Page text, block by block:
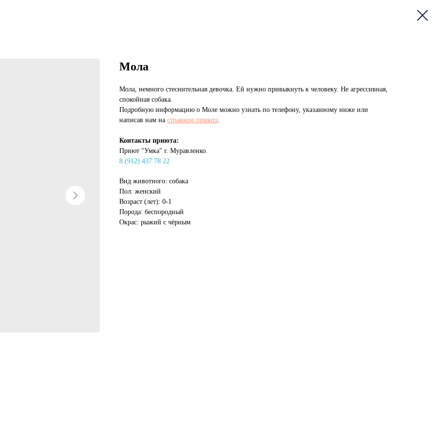
Мола
Мола, немного стеснительная девочка. Ей нужно привыкнуть к человеку. Не агрессивная,
спокойная собака.
Подробную информацию о Моле можно узнать по телефону, указанному ниже или
написав нам на странице приюта.
Контакты приюта:
Приют "Умка" г. Муравленко.
8 (912) 437 78 22
Вид животного: собака
Пол: женский
Возраст (лет): 0-1
Порода: беспородный
Окрас: рыжий с чёрным